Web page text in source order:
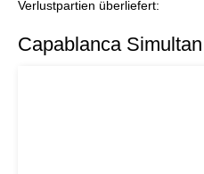
Verlustpartien überliefert:
Capablanca Simultan